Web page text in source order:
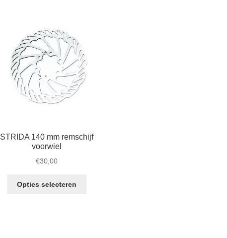
STRIDA 140 mm remschijf
voorwiel
€30,00
Opties selecteren